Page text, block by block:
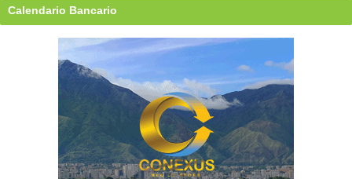
Calendario Bancario